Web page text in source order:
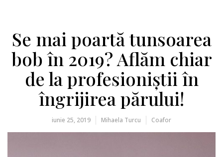
Se mai poartă tunsoarea
bob în 2019? Aflăm chiar
de la profesioniștii în
îngrijirea părului!
iunie 25, 2019 Mihaela Turcu Coafor